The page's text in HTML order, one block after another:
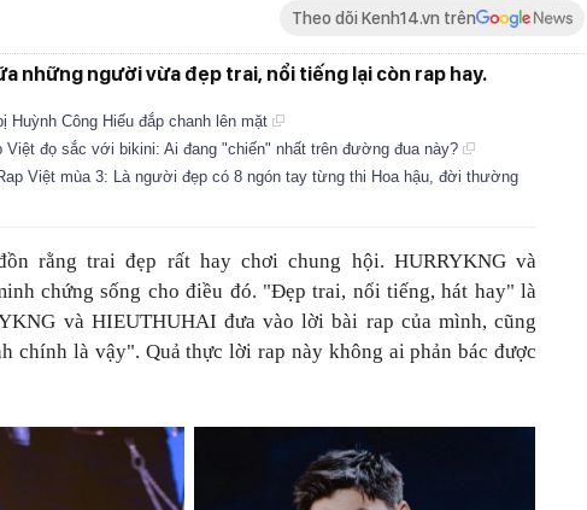
Theo dõi Kenh14.vn trên
những người vừa đẹp trai, nổi tiếng lại còn rap hay.
Huỳnh Công Hiếu đắp chanh lên mặt
Việt đọ sắc với bikini: Ai đang "chiến" nhất trên đường đua này?
Việt mùa 3: Là người đẹp có 8 ngón tay từng thi Hoa hậu, đời thường
rằng trai đẹp rất hay chơi chung hội. HURRYKNG và
chứng sống cho điều đó. "Đẹp trai, nổi tiếng, hát hay" là
và HIEUTHUHAI đưa vào lời bài rap của mình, cũng
chính là vậy". Quả thực lời rap này không ai phản bác được